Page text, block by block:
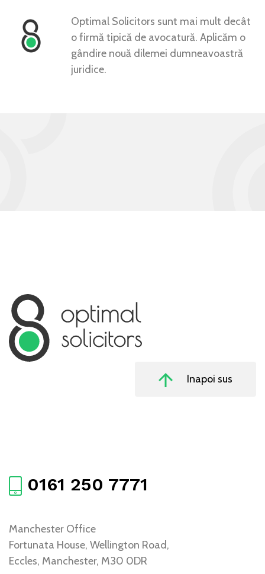
Optimal Solicitors sunt mai mult decât
o firmă tipică de avocatură. Aplicăm o
gândire nouă dilemei dumneavoastră
juridice.
Inapoi sus
0161 250 7771
Manchester Office
Fortunata House, Wellington Road,
Eccles, Manchester, M30 0DR